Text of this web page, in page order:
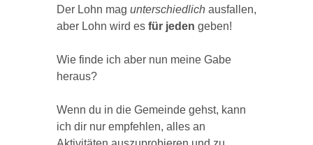
Der Lohn mag unterschiedlichausfallen,
aber Lohn wird esfür jeden geben!
Wie finde ich aber nun meine Gabe
heraus?
Wenn du in die Gemeinde gehst, kann
ich dir nur empfehlen, alles an